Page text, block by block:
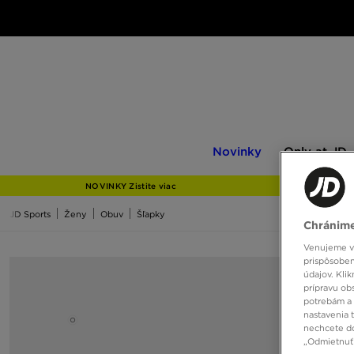
Novinky
JD
Only at JD
NOVINKY Zistite viac
JD Sports Ženy Obuv Šľapky
Venujeme
údajov.
prípravu
potrebám
nastavenia
nechcete